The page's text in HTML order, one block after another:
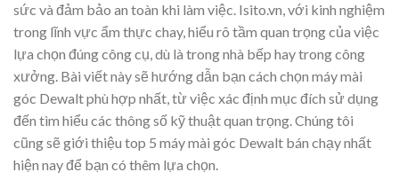
sức và đảm bảo an toàn khi làm việc. Isito.vn, với kinh nghiệm
trong lĩnh vực ẩm thực chay, hiểu rõ tầm quan trọng của việc
lựa chọn đúng công cụ, dù là trong nhà bếp hay trong công
xưởng. Bài viết này sẽ hướng dẫn bạn cách chọn máy mài
góc Dewalt phù hợp nhất, từ việc xác định mục đích sử dụng
đến tìm hiểu các thông số kỹ thuật quan trọng. Chúng tôi
cũng sẽ giới thiệu top 5 máy mài góc Dewalt bán chạy nhất
hiện nay để bạn có thêm lựa chọn.